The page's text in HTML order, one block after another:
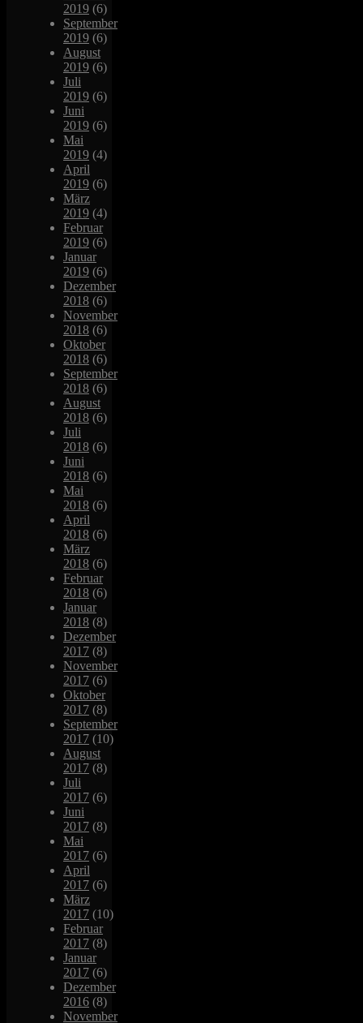
2019 (6)
September
2019 (6)
August
2019 (6)
Juli
2019 (6)
Juni
2019 (6)
Mai
2019 (4)
April
2019 (6)
März
2019 (4)
Februar
2019 (6)
Januar
2019 (6)
Dezember
2018 (6)
November
2018 (6)
Oktober
2018 (6)
September
2018 (6)
August
2018 (6)
Juli
2018 (6)
Juni
2018 (6)
Mai
2018 (6)
April
2018 (6)
März
2018 (6)
Februar
2018 (6)
Januar
2018 (8)
Dezember
2017 (8)
November
2017 (6)
Oktober
2017 (8)
September
2017 (10)
August
2017 (8)
Juli
2017 (6)
Juni
2017 (8)
Mai
2017 (6)
April
2017 (6)
März
2017 (10)
Februar
2017 (8)
Januar
2017 (6)
Dezember
2016 (8)
November